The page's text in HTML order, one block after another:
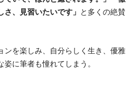
、見習いたいです」 と多くの絶賛
ンを楽しみ、自分らしく生き、優雅
に筆者も憧れてしまう。